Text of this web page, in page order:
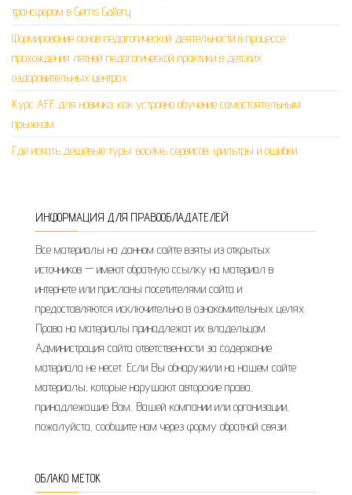
трансфером в Gems Gallery
Формирование основ педагогической деятельности в процессе
прохождения летней педагогической практики в детских
оздоровительных центрах
Курс AFF для новичка: как устроено обучение самостоятельным
прыжкам
Где искать дешёвые туры: восемь сервисов, фильтры и ошибки
ИНФОРМАЦИЯ ДЛЯ ПРАВООБЛАДАТЕЛЕЙ
Все материалы на данном сайте взяты из открытых
источников — имеют обратную ссылку на материал в
интернете или присланы посетителями сайта и
предоставляются исключительно в ознакомительных целях.
Права на материалы принадлежат их владельцам.
Администрация сайта ответственности за содержание
материала не несет. Если Вы обнаружили на нашем сайте
материалы, которые нарушают авторские права,
принадлежащие Вам, Вашей компании или организации,
пожалуйста, сообщите нам через форму обратной связи.
ОБЛАКО МЕТОК